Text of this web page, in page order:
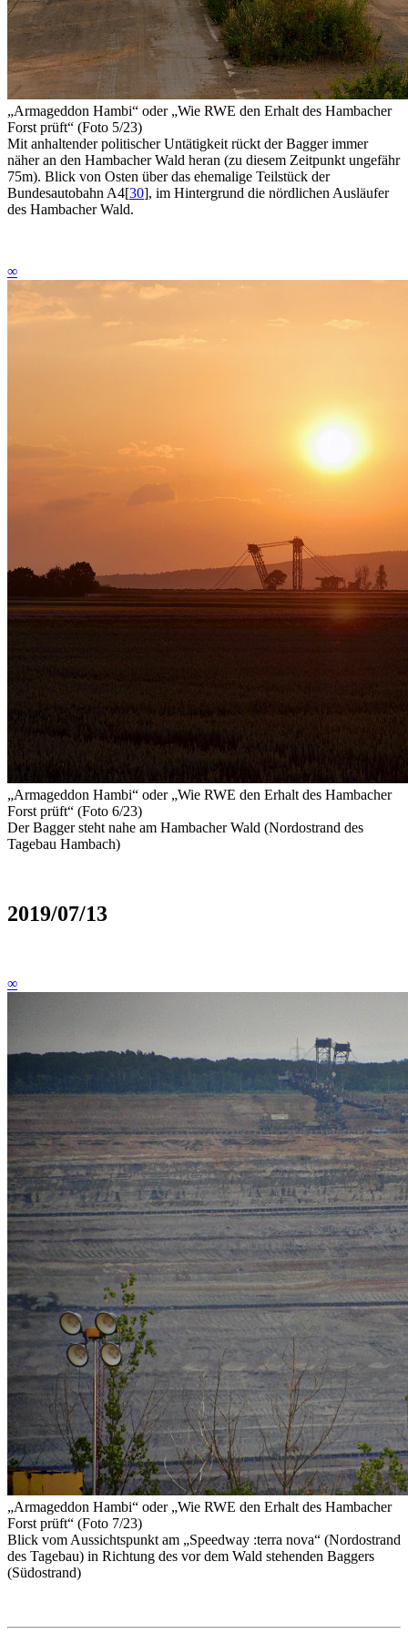
„Armageddon Hambi“ oder„Wie RWE den Erhalt des Hambacher
Forst prüft“ (Foto 5/23)
Mit anhaltender politischer Untätigkeit rückt der Bagger immer
näher an den Hambacher Wald heran (zu diesem Zeitpunkt ungefähr
75m). Blick von Osten über das ehemalige Teilstück der
Bundesautobahn A4[30], im Hintergrund die nördlichen Ausläufer
des Hambacher Wald.
∞
„Armageddon Hambi“ oder„Wie RWE den Erhalt des Hambacher
Forst prüft“ (Foto 6/23)
Der Bagger steht nahe am Hambacher Wald (Nordostrand des
Tagebau Hambach)
2019/07/13
∞
„Armageddon Hambi“ oder„Wie RWE den Erhalt des Hambacher
Forst prüft“ (Foto 7/23)
Blick vom Aussichtspunkt am „Speedway :terra nova“ (Nordostrand
des Tagebau) in Richtung des vor dem Wald stehenden Baggers
(Südostrand)